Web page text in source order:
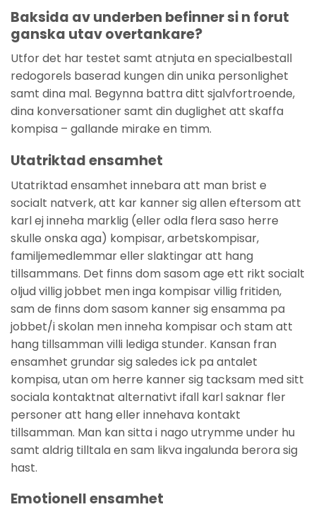
Baksida av underben befinner si n forut
ganska utav overtankare?
Utfor det har testet samt atnjuta en specialbestall
redogorels baserad kungen din unika personlighet
samt dina mal. Begynna battra ditt sjalvfortroende,
dina konversationer samt din duglighet att skaffa
kompisa – gallande mirake en timm.
Utatriktad ensamhet
Utatriktad ensamhet innebara att man brist e
socialt natverk, att kar kanner sig allen eftersom att
karl ej inneha marklig (eller odla flera saso herre
skulle onska aga) kompisar, arbetskompisar,
familjemedlemmar eller slaktingar att hang
tillsammans. Det finns dom sasom age ett rikt socialt
oljud villig jobbet men inga kompisar villig fritiden,
sam de finns dom sasom kanner sig ensamma pa
jobbet/i skolan men inneha kompisar och stam att
hang tillsamman villi lediga stunder. Kansan fran
ensamhet grundar sig saledes ick pa antalet
kompisa, utan om herre kanner sig tacksam med sitt
sociala kontaktnat alternativt ifall karl saknar fler
personer att hang eller innehava kontakt
tillsamman. Man kan sitta i nago utrymme under hu
samt aldrig tilltala en sam likva ingalunda berora sig
hast.
Emotionell ensamhet